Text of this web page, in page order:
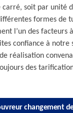
carré, soit par unité
formes de
l’un des facteurs
confiance à notre
réalisation
des
changement